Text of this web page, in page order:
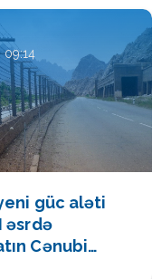
09:14
güc aləti
əsrdə
Cənubi